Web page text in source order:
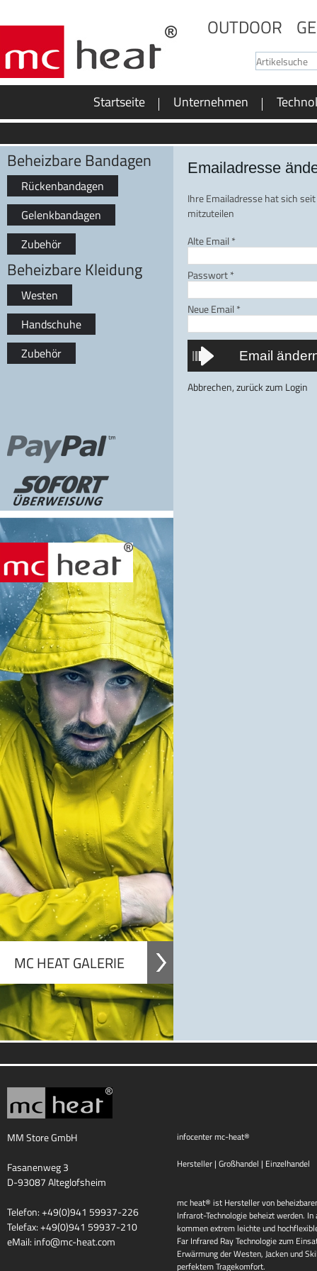
OUTDOOR
Startseite Unternehmen
Emailadresse
Ihre Emailadresse hat sich
mitzuteilen
Alte Email*
Passwort*
Neue Email*
Abbrechen, zurück zum Login
Beheizbare Bandagen
Rückenbandagen
Gelenkbandagen
Zubehör
Beheizbare Kleidung
Westen
Handschuhe
Zubehör
MC HEAT GALERIE
MM Store GmbH
Fasanenweg 3
D-93087 Alteglofsheim
Telefon: +49(0)941 59937-226
Telefax: +49(0)941 59937-210
eMail: info@mc-heat.com
infocenter mc-heat®
Hersteller | Großhandel | Einzelhandel
mc heat® ist Hersteller von
Infrarot-Technologie beheizt werden.
kommen extrem leichte und
Far Infrared Ray Technologie zum
Erwärmung der Westen, Jacken und
perfektem Tragekomfort.